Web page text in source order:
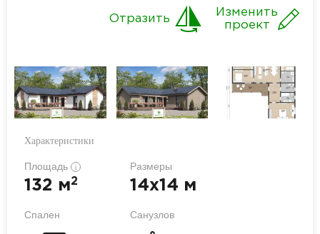
Изменить
проект
Отразить
Характеристики
Площадь i
132 м2
Размеры
14x14 м
Спален Санузлов